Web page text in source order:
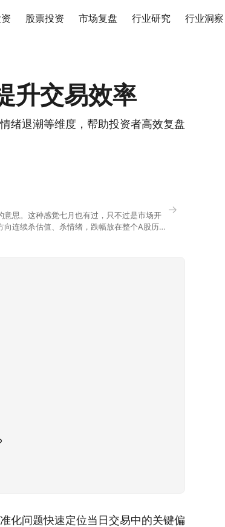
股票投资 市场复盘 行业研究 行业洞察
升交易效率
绪退潮等维度，帮助投资者高效复盘
思。这种感觉七月也有过，只不过是市场开
连续杀估值、杀情绪，跌幅放在整个A股历史
→
化问题快速定位当日交易中的关键偏